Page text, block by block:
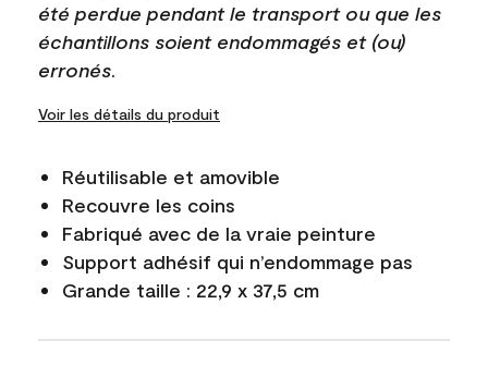
été perdue pendant le transport ou que les
échantillons soient endommagés et (ou)
erronés.
Voir les détails du produit
Réutilisable et amovible
Recouvre les coins
Fabriqué avec de la vraie peinture
Support adhésif qui n’endommage pas
Grande taille : 22,9 x 37,5 cm